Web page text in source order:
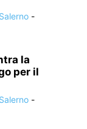
-
la
per il
-